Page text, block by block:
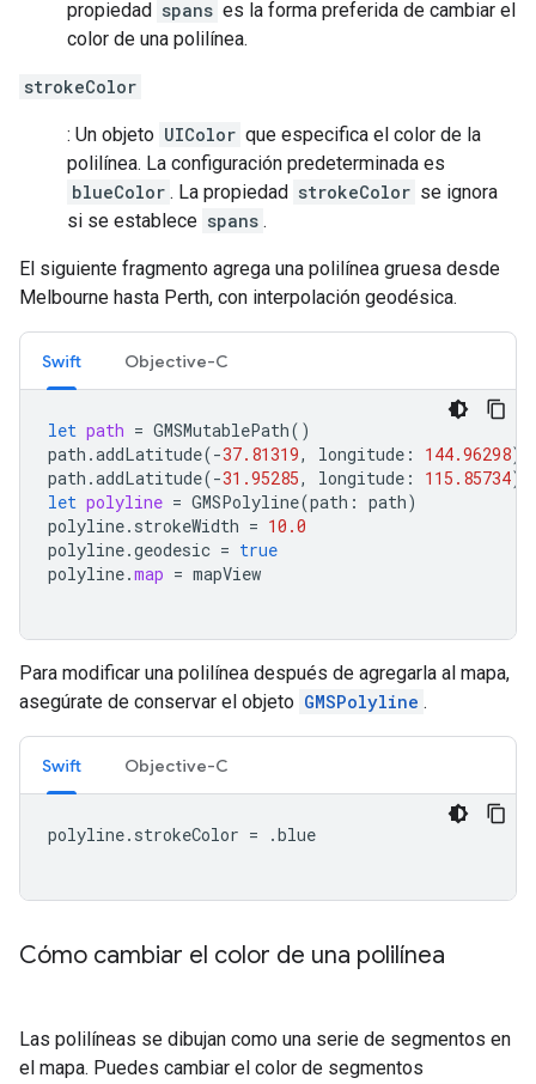
propiedad spans es la forma preferida de cambiar el
color de una polilínea.
strokeColor
: Un objeto UIColor que especifica el color de la
polilínea. La configuración predeterminada es
blueColor . La propiedad strokeColor se ignora
si se establece spans .
El siguiente fragmento agrega una polilínea gruesa desde
Melbourne hasta Perth, con interpolación geodésica.
Swift Objective-C
let path = GMSMutablePath()
path .addLatitude(-37.81319, longitude : 144.96298)
path .addLatitude(-31.95285, longitude : 115.85734)
let polyline = GMSPolyline(path : path)
polyline. strokeWidth = 10.0
polyline.geodesic = true
polyline.map = mapView
Para modificar una polilínea después de agregarla al mapa,
asegúrate de conservar el objeto GMSPolyline .
Swift Objective-C
polyline. strokeColor = .blue
Cómo cambiar el color de una polilínea
Las polilíneas se dibujan como una serie de segmentos en
el mapa. Puedes cambiar el color de segmentos